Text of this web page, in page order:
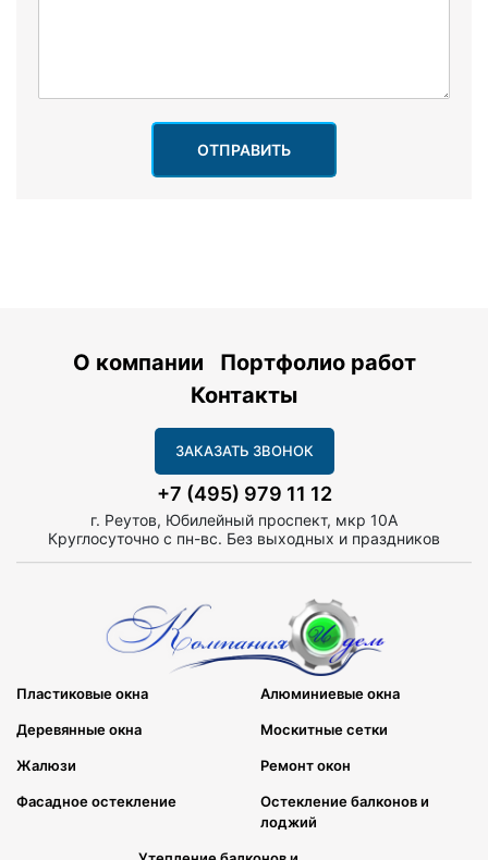
ОТПРАВИТЬ
О компании
Портфолио работ
Контакты
ЗАКАЗАТЬ ЗВОНОК
+7 (495) 979 11 12
г. Реутов, Юбилейный проспект, мкр 10А
Круглосуточно с пн-вс. Без выходных и праздников
Пластиковые окна Алюминиевые окна
Деревянные окна Москитные сетки
Жалюзи Ремонт окон
Фасадное остекление
Остекление балконов и
лоджий